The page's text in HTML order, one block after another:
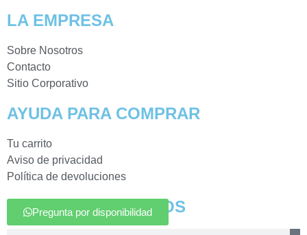
LA EMPRESA
Sobre Nosotros
Contacto
Sitio Corporativo
AYUDA PARA COMPRAR
Tu carrito
Aviso de privacidad
Política de devoluciones
BUSCAR PRODUCTOS
Pregunta por disponibilidad